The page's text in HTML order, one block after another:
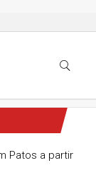
Patos a partir